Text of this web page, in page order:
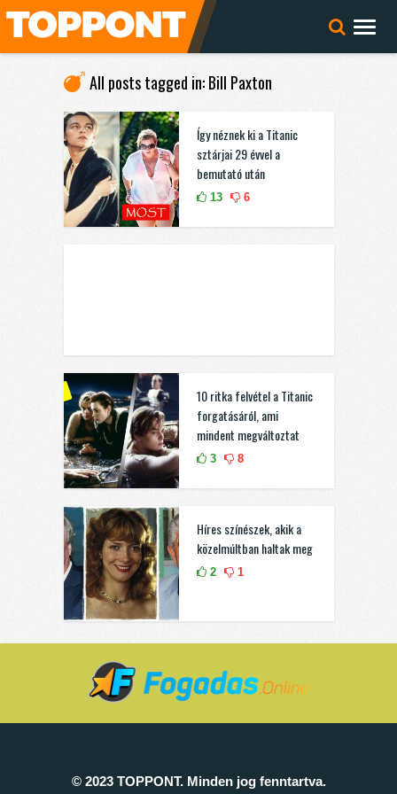
All posts tagged in: Bill Paxton
Így néznek ki a Titanic
sztárjai 29 évvel a
bemutató után
13 6
10 ritka felvétel a Titanic
forgatásáról, ami
mindent megváltoztat
3 8
Híres színészek, akik a
közelmúltban haltak meg
2 1
© 2023 TOPPONT. Minden jog fenntartva.